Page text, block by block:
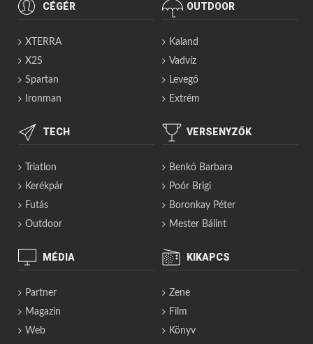
CÉGÉR
XTERRA
X2S
Spartan
Ironman
OUTDOOR
Kaland
Vadvíz
Levegő
Extrém
TECH
Triatlon
Kerékpár
Futás
Outdoor
VERSENYZŐK
Benkó Barbara
Poór Brigi
Boronkay Péter
Mester Bálint
MÉDIA
Partner
Magazin
Web
KIKAPCS
Zene
Film
Könyv